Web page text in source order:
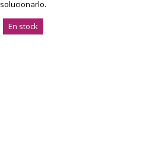
solucionarlo.
En stock